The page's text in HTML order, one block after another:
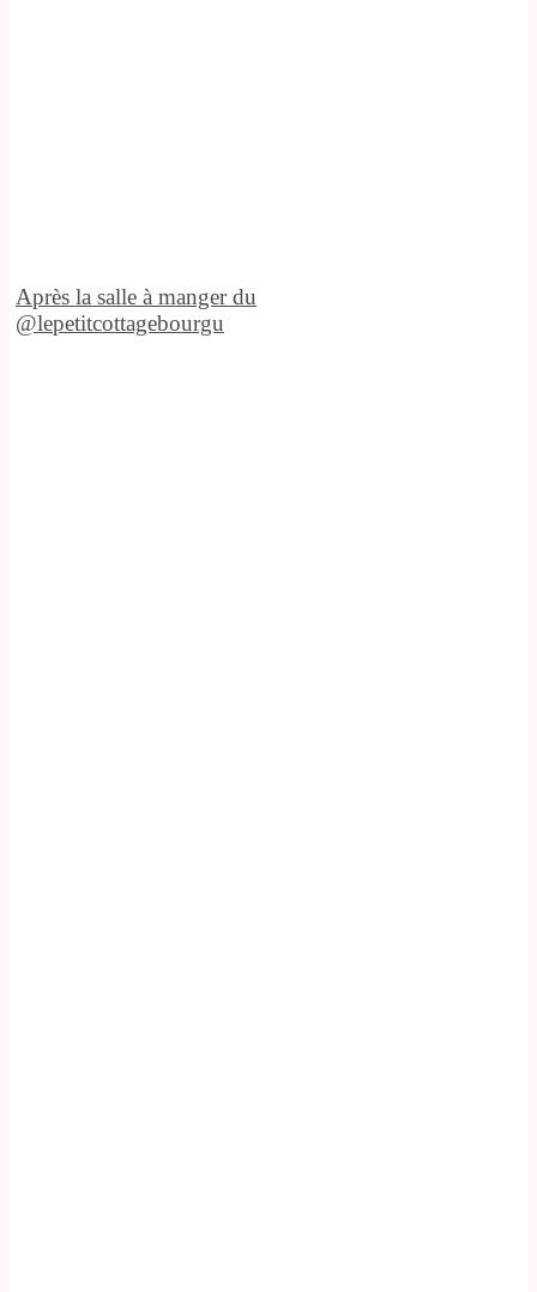
Après la salle à manger du
@lepetitcottagebourgu